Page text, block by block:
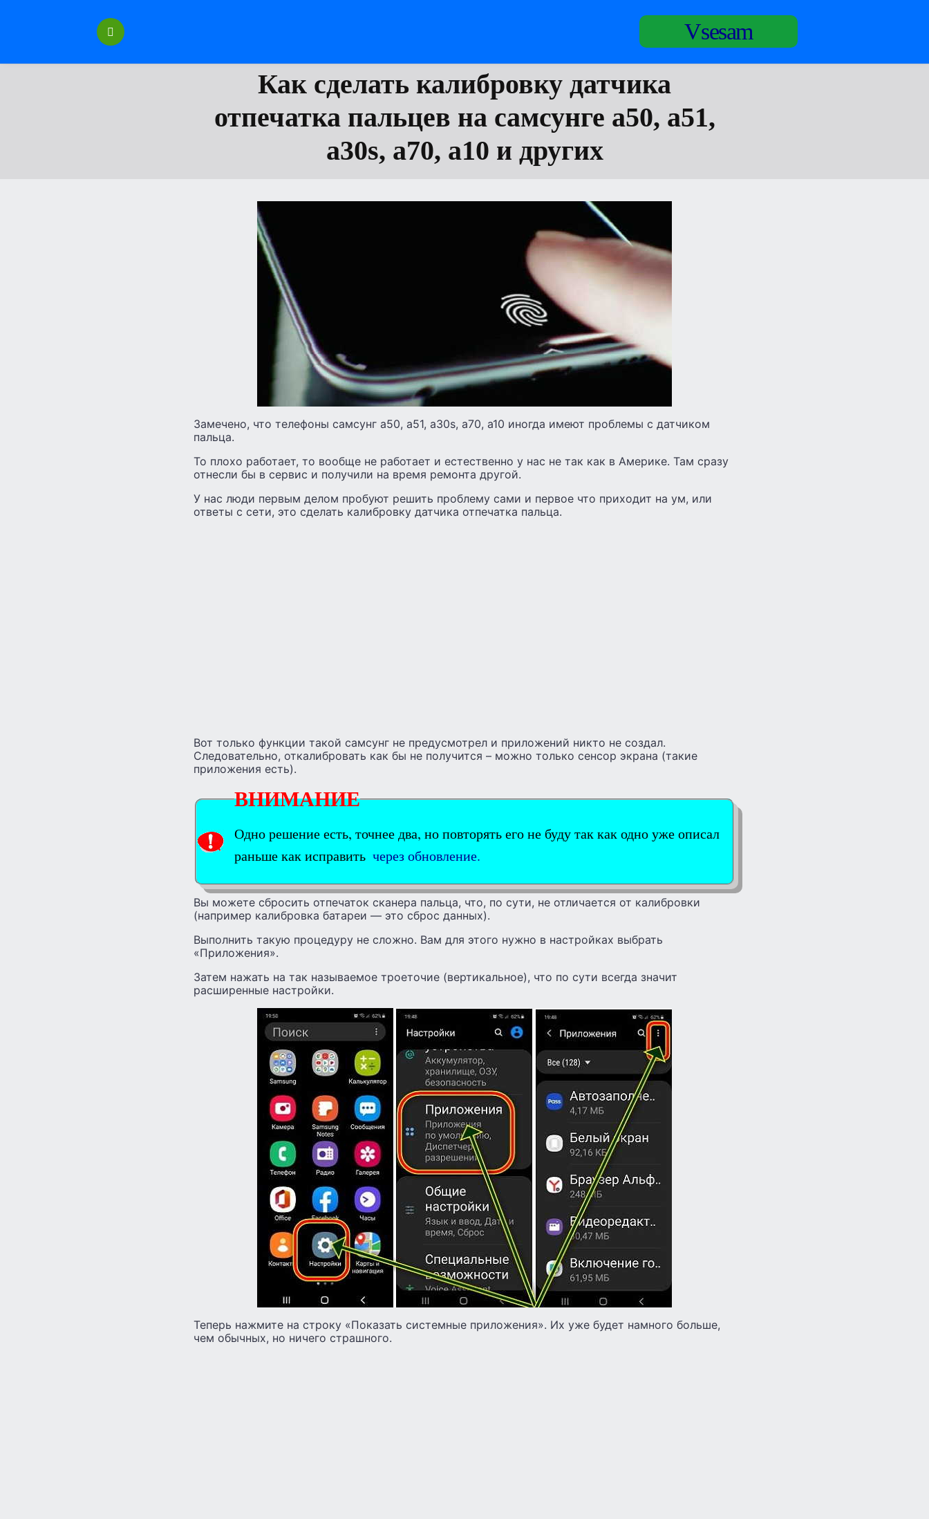
Vsesam
Как сделать калибровку датчика
отпечатка пальцев на самсунге a50, a51,
a30s, a70, а10 и других
Замечено, что телефоны самсунг a50, a51, a30s, a70, а10 иногда имеют проблемы с датчиком
пальца.
То плохо работает, то вообще не работает и естественно у нас не так как в Америке. Там сразу
отнесли бы в сервис и получили на время ремонта другой.
У нас люди первым делом пробуют решить проблему сами и первое что приходит на ум, или
ответы с сети, это сделать калибровку датчика отпечатка пальца.
Вот только функции такой самсунг не предусмотрел и приложений никто не создал.
Следовательно, откалибровать как бы не получится – можно только сенсор экрана (такие
приложения есть).
ВНИМАНИЕ
Одно решение есть, точнее два, но повторять его не буду так как одно уже описал
раньше как исправить через обновление.
Вы можете сбросить отпечаток сканера пальца, что, по сути, не отличается от калибровки
(например калибровка батареи — это сброс данных).
Выполнить такую процедуру не сложно. Вам для этого нужно в настройках выбрать
«Приложения».
Затем нажать на так называемое троеточие (вертикальное), что по сути всегда значит
расширенные настройки.
Теперь нажмите на строку «Показать системные приложения». Их уже будет намного больше,
чем обычных, но ничего страшного.